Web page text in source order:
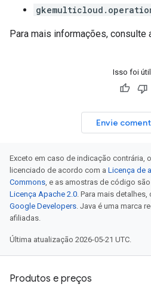
Para mais informações, consulte
Isso foi
Envie
Exceto em caso de indicação contrária,
licenciado de acordo com a Licença de
Commons, e as amostras de código
Licença Apache 2.0. Para mais detalhes,
Google Developers. Java é uma marca
afiliadas.
Última atualização 2026-05-21 UTC.
Produtos e preços